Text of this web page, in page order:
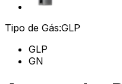
Tipo de Gás:GLP
GLP
GN